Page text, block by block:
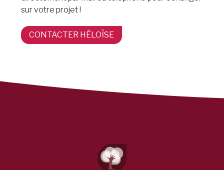
sur votre projet !
CONTACTER HÉLOÏSE